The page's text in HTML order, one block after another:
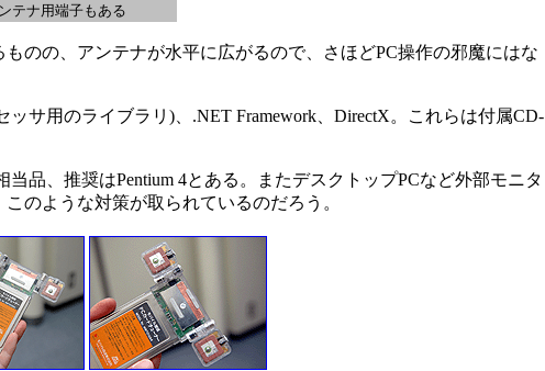
ンテナ用端子もある
のの、アンテナが水平に広がるので、さほどPC操作の邪魔にはな
サ用のライブラリ)、.NET Framework、DirectX。これらは付属CD-
品、推奨はPentium 4とある。またデスクトップPCなど外部モニタ
のような対策が取られているのだろう。